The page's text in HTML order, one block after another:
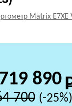
890
700 (-25%)